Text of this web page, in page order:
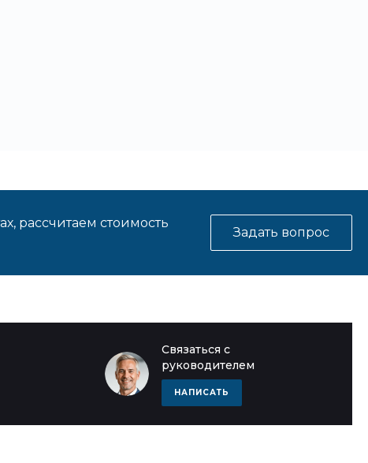
рассчитаем стоимость
Задать вопрос
Связаться с
руководителем
НАПИСАТЬ